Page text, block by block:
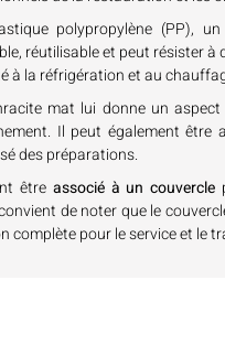
polypropylène (PP),
réutilisable et peut résister à
à la réfrigération et au
mat lui donne un
Il peut également être
des préparations.
être associé à un couvercle
de noter que le
complète pour le service et le